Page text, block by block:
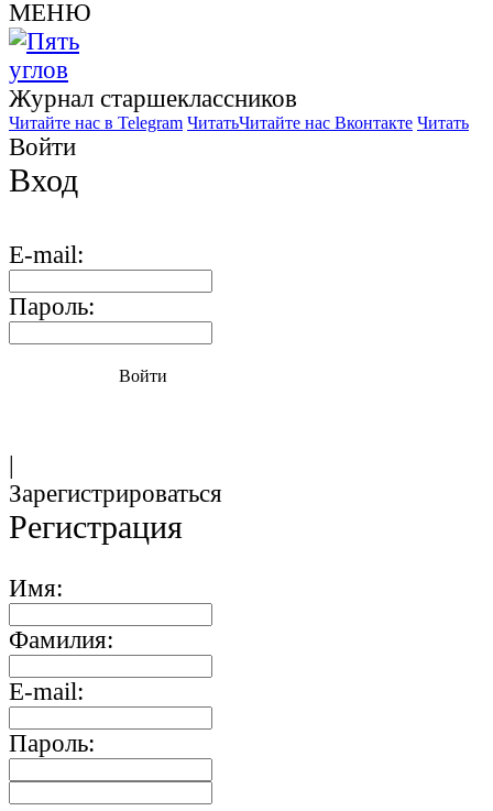
МЕНЮ
Журнал старшекласcников
Читайте нас в Telegram ЧитатьЧитайте нас Вконтакте Читать
Войти
Вход
E-mail:
Пароль:
Войти
|
Зарегистрироваться
Регистрация
Имя:
Фамилия:
E-mail:
Пароль: